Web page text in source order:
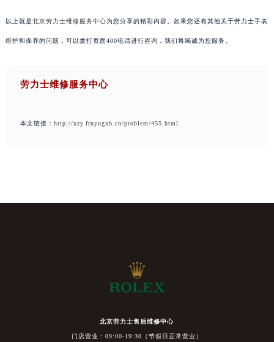
以上就是北京劳力士维修服务中心为您分享的精彩内容。如果您还有其他关于劳力士手表
维护和保养的问题，可以拨打页面400电话进行咨询，我们将竭诚为您服务。
劳力士维修服务中心
本文链接： http://xzy.frnyngxb.cn/problem/455.html
北京劳力士售后维修中心
门店营业：09:00-19:30（节假日正常营业）